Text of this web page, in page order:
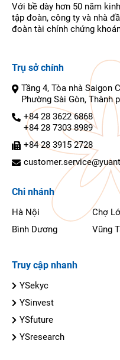
Với bề dày hơn 50 năm
tập đoàn, công ty và nhà
đoàn tài chính chứng
Trụ sở chính
Tầng 4, Tòa nhà Saigon
Phường Sài Gòn, Thành
+84 28 3622 6868
+84 28 7303 8989
+84 28 3915 2728
Chi nhánh
Hà Nội Chợ
Bình Dương
Vũng
Truy cập nhanh
YSekyc
YSinvest
YSfuture
YSresearch